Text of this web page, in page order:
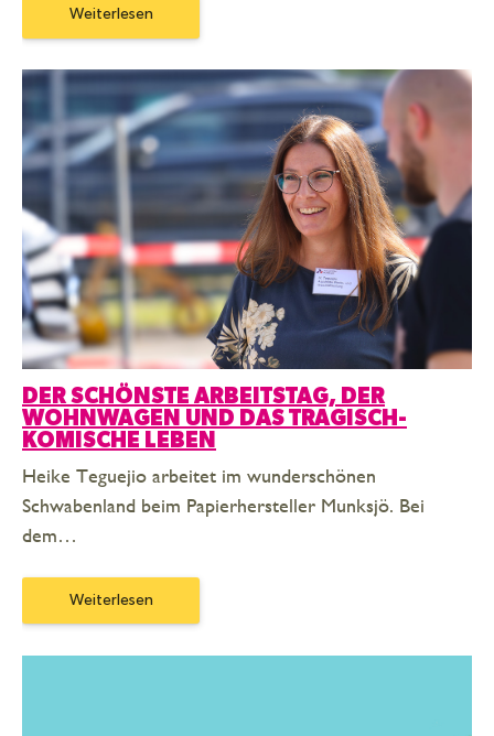
Weiterlesen
DER SCHÖNSTE ARBEITSTAG, DER
WOHNWAGEN UND DAS TRAGISCH-
KOMISCHE LEBEN
Heike Teguejio arbeitet im wunderschönen
Schwabenland beim Papierhersteller Munksjö. Bei
dem…
Weiterlesen